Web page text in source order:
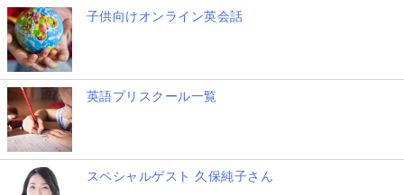
子供向けオンライン英会話
英語プリスクール一覧
スペシャルゲスト 久保純子さん